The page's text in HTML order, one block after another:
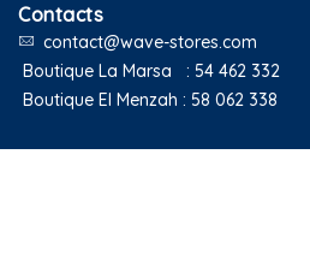
Contacts
contact@wave-stores.com
Boutique La Marsa : 54 462 332
Boutique El Menzah : 58 062 338